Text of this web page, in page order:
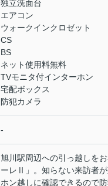
独立洗面台
エアコン
ウォークインクロゼット
CS
BS
ネット使用料無料
TVモニタ付インターホン
宅配ボックス
防犯カメラ
-
旭川駅周辺への引っ越しを
ーレⅡ」。知らない来訪者
ホン越しに確認できるので